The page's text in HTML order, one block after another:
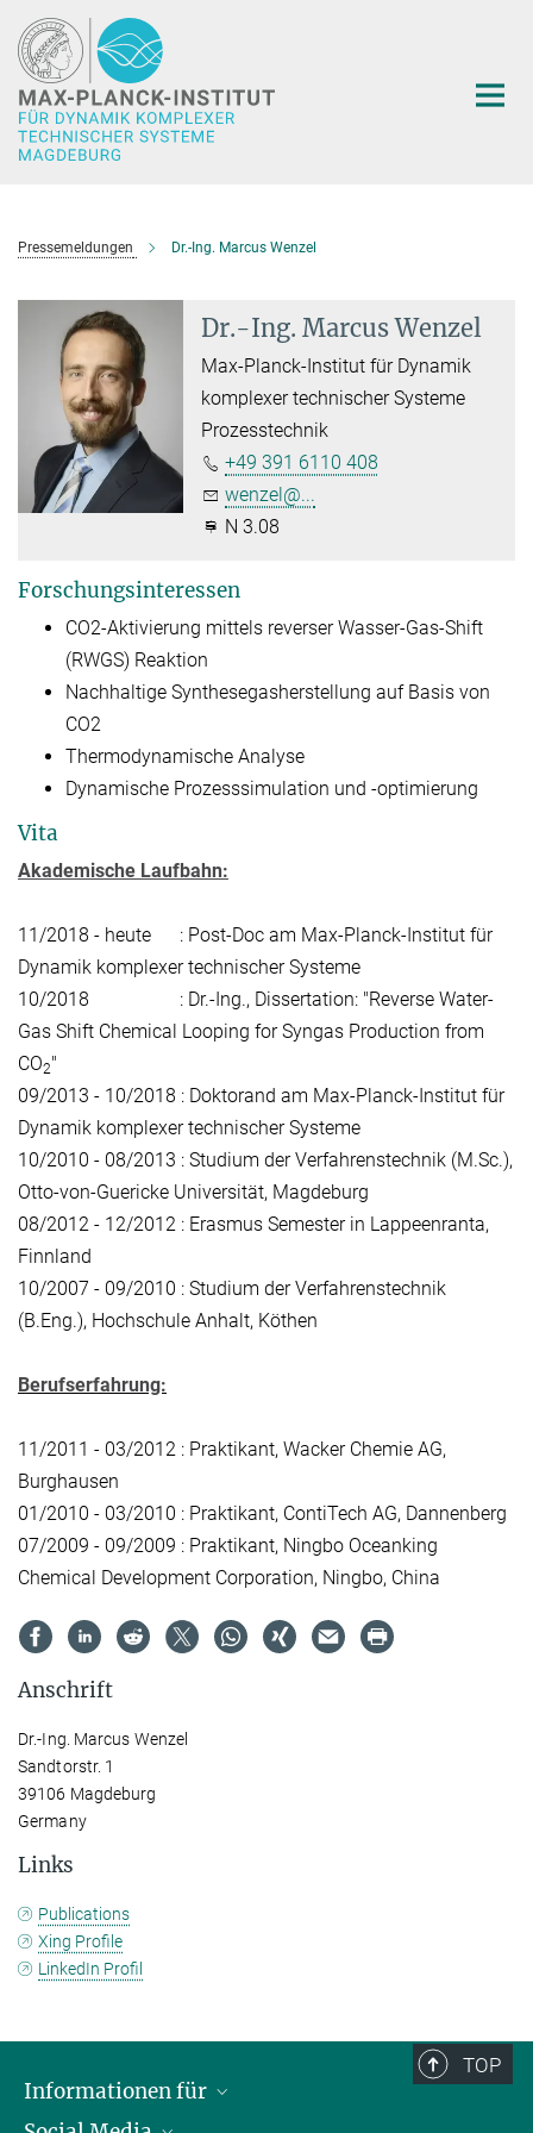
Hauptinhalt
Pressemeldungen Dr.-Ing. Marcus Wenzel
Dr.-Ing. Marcus Wenzel
Max-Planck-Institut für Dynamik
komplexer technischer Systeme
Prozesstechnik
+49 391 6110 408
wenzel@...
N 3.08
Forschungsinteressen
CO2-Aktivierung mittels reverser Wasser-Gas-Shift
(RWGS) Reaktion
Nachhaltige Synthesegasherstellung auf Basis von
CO2
Thermodynamische Analyse
Dynamische Prozesssimulation und -optimierung
Vita
Akademische Laufbahn:
11/2018 - heute : Post-Doc am Max-Planck-Institut für
Dynamik komplexer technischer Systeme
10/2018 : Dr.-Ing., Dissertation: "Reverse Water-
Gas Shift Chemical Looping for Syngas Production from
CO2"
09/2013 - 10/2018 : Doktorand am Max-Planck-Institut für
Dynamik komplexer technischer Systeme
10/2010 - 08/2013 : Studium der Verfahrenstechnik (M.Sc.),
Otto-von-Guericke Universität, Magdeburg
08/2012 - 12/2012 : Erasmus Semester in Lappeenranta,
Finnland
10/2007 - 09/2010 : Studium der Verfahrenstechnik
(B.Eng.), Hochschule Anhalt, Köthen
Berufserfahrung:
11/2011 - 03/2012 : Praktikant, Wacker Chemie AG,
Burghausen
01/2010 - 03/2010 : Praktikant, ContiTech AG, Dannenberg
07/2009 - 09/2009 : Praktikant, Ningbo Oceanking
Chemical Development Corporation, Ningbo, China
Anschrift
Dr.-Ing. Marcus Wenzel
Sandtorstr. 1
39106 Magdeburg
Germany
Links
Publications
Xing Profile
LinkedIn Profil
TOP
Informationen für